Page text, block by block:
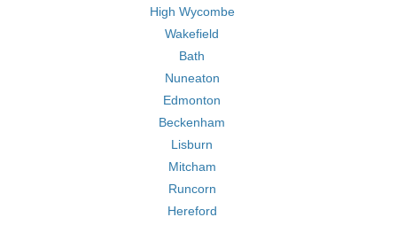
High Wycombe
Wakefield
Bath
Nuneaton
Edmonton
Beckenham
Lisburn
Mitcham
Runcorn
Hereford